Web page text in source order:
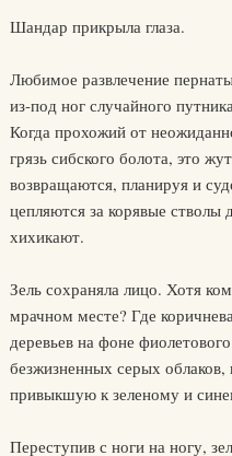
Шандар прикрыла глаза.
Любимое развлечение
из-под ног случайного
Когда прохожий от
грязь сибского болота, это
возвращаются, планируя и
цепляются за корявые стволы
хихикают.
Зель сохраняла лицо. Хотя
мрачном месте? Где
деревьев на фоне
безжизненных серых
привыкшую к зеленому и
Переступив с ноги на ногу,